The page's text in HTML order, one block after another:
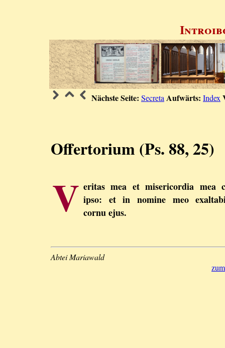
Nächste Seite: Secreta Aufwärts: Index
Offertorium (Ps. 88, 25)
V eritas mea et misericordia mea
ipso: et in nomine meo
cornu ejus.
Abtei Mariawald